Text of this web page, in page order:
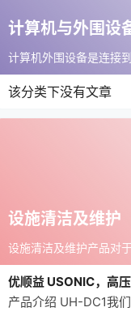
计算机与外围设
该分类下没有文章
设施清洁及维护
优顺益 USONIC，高